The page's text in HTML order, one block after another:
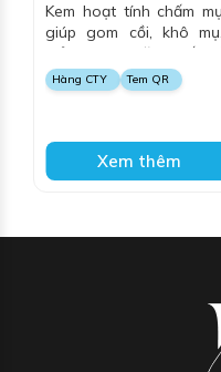
Kem hoạt tính chấm
giúp gom cồi, khô
giảm viêm, tăng tốc
luân chuyển tế bào da
Hàng CTY Tem QR
Xem thêm